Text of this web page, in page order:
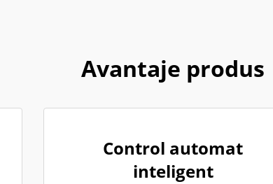
Avantaje produs
Control automat
inteligent